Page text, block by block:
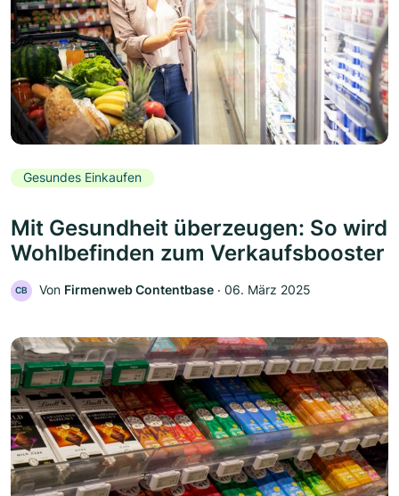
Gesundes Einkaufen
Mit Gesundheit überzeugen: So wird
Wohlbefinden zum Verkaufsbooster
CB Von Firmenweb Contentbase ‧ 06. März 2025